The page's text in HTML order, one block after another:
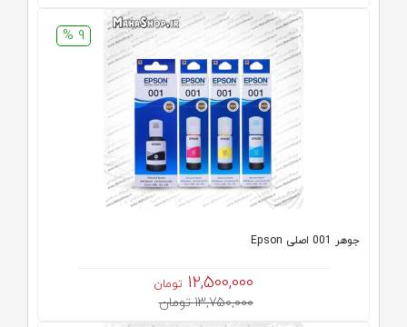
9 %
جوهر 001 اصلی Epson
12,500,000 تومان
13,750,000 تومان